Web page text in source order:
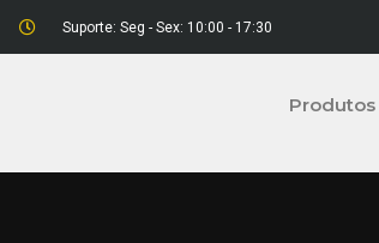
Suporte: Seg - Sex: 10:00 - 17:30
Produtos